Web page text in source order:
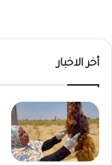
أخر الاخبار